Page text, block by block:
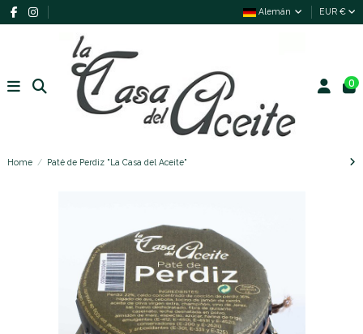
Alemán EUR €
0
Home Paté de Perdiz "La Casa del Aceite"